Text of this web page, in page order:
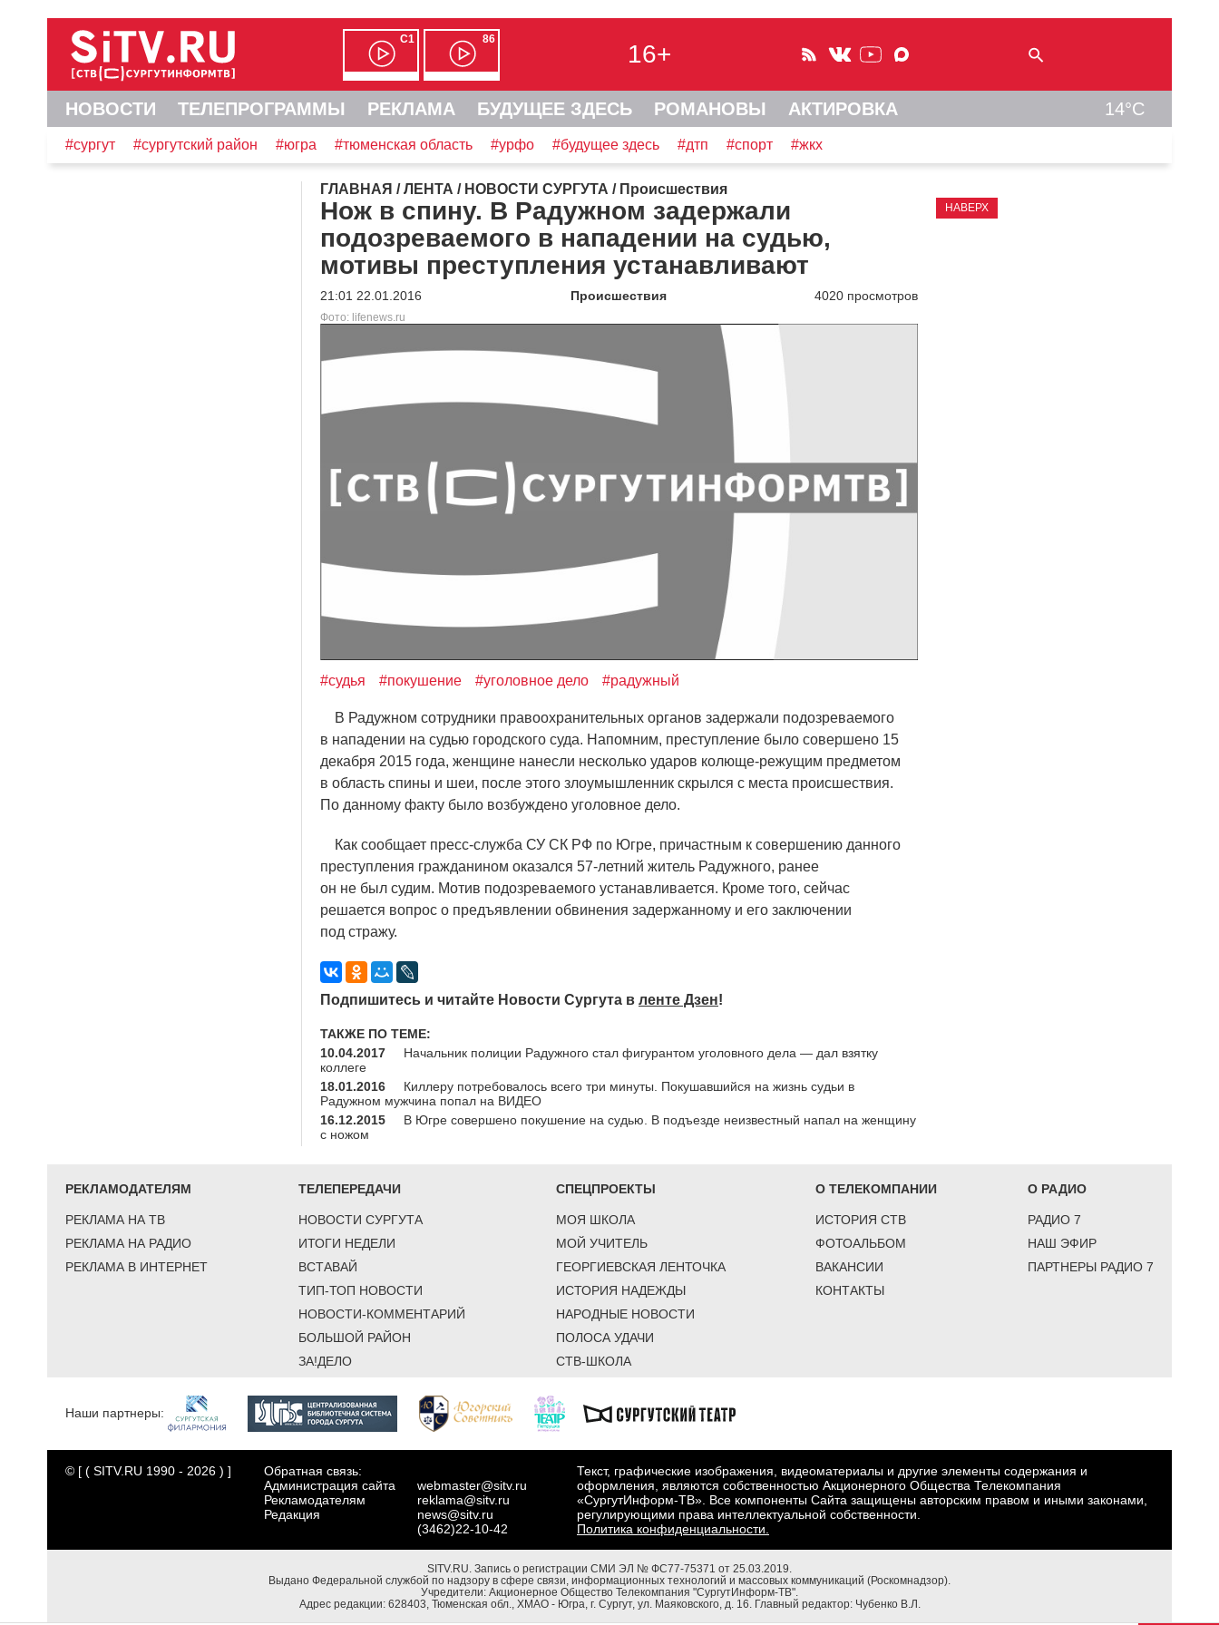
С1 86
16+
НОВОСТИ ТЕЛЕПРОГРАММЫ РЕКЛАМА БУДУЩЕЕ ЗДЕСЬ РОМАНОВЫ АКТИРОВКА 14°C
#сургут #сургутский район #югра #тюменская область #урфо #будущее здесь #дтп #спорт #жкх
ГЛАВНАЯ /ЛЕНТА / НОВОСТИ СУРГУТА / Происшествия
Нож в спину. В Радужном задержали
подозреваемого в нападении на судью,
мотивы преступления устанавливают
21:01 22.01.2016 Происшествия 4020 просмотров
Фото: lifenews.ru
#судья #покушение #уголовное дело #радужный
В Радужном сотрудники правоохранительных органов задержали подозреваемого
в нападении на судью городского суда. Напомним, преступление было совершено 15
декабря 2015 года, женщине нанесли несколько ударов колюще-режущим предметом
в область спины и шеи, после этого злоумышленник скрылся с места происшествия.
По данному факту было возбуждено уголовное дело.
Как сообщает пресс-служба СУ СК РФ по Югре, причастным к совершению данного
преступления гражданином оказался 57-летний житель Радужного, ранее
он не был судим. Мотив подозреваемого устанавливается. Кроме того, сейчас
решается вопрос о предъявлении обвинения задержанному и его заключении
под стражу.
Подпишитесь и читайте Новости Сургута в ленте Дзен!
ТАКЖЕ ПО ТЕМЕ:
10.04.2017
Начальник полиции Радужного стал фигурантом уголовного дела — дал взятку
коллеге
18.01.2016
Киллеру потребовалось всего три минуты. Покушавшийся на жизнь судьи в
Радужном мужчина попал на ВИДЕО
16.12.2015
В Югре совершено покушение на судью. В подъезде неизвестный напал на женщину
с ножом
НАВЕРХ
РЕКЛАМОДАТЕЛЯМ
РЕКЛАМА НА ТВ
РЕКЛАМА НА РАДИО
РЕКЛАМА В ИНТЕРНЕТ
ТЕЛЕПЕРЕДАЧИ
НОВОСТИ СУРГУТА
ИТОГИ НЕДЕЛИ
ВСТАВАЙ
ТИП-ТОП НОВОСТИ
НОВОСТИ-КОММЕНТАРИЙ
БОЛЬШОЙ РАЙОН
ЗА!ДЕЛО
СПЕЦПРОЕКТЫ
МОЯ ШКОЛА
МОЙ УЧИТЕЛЬ
ГЕОРГИЕВСКАЯ ЛЕНТОЧКА
ИСТОРИЯ НАДЕЖДЫ
НАРОДНЫЕ НОВОСТИ
ПОЛОСА УДАЧИ
СТВ-ШКОЛА
О ТЕЛЕКОМПАНИИ
ИСТОРИЯ СТВ
ФОТОАЛЬБОМ
ВАКАНСИИ
КОНТАКТЫ
О РАДИО
РАДИО 7
НАШ ЭФИР
ПАРТНЕРЫ РАДИО 7
Наши партнеры:
© [ ( SITV.RU 1990 - 2026 ) ]
Обратная связь:
Администрация сайта
Рекламодателям
Редакция
webmaster@sitv.ru
reklama@sitv.ru
news@sitv.ru
(3462)22-10-42
Текст, графические изображения, видеоматериалы и другие элементы содержания и
оформления, являются собственностью Акционерного Общества Телекомпания
«СургутИнформ-ТВ». Все компоненты Сайта защищены авторским правом и иными законами,
регулирующими права интеллектуальной собственности.
Политика конфиденциальности.
SITV.RU. Запись о регистрации СМИ ЭЛ № ФС77-75371 от 25.03.2019.
Выдано Федеральной службой по надзору в сфере связи, информационных технологий и массовых коммуникаций (Роскомнадзор).
Учредители: Акционерное Общество Телекомпания "СургутИнформ-ТВ".
Адрес редакции: 628403, Тюменская обл., ХМАО - Югра, г. Сургут, ул. Маяковского, д. 16. Главный редактор: Чубенко В.Л.